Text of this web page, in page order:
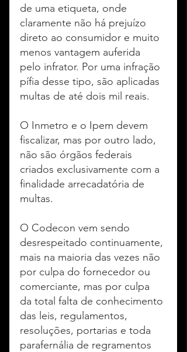
de uma etiqueta, onde
claramente não há prejuízo
direto ao consumidor e muito
menos vantagem auferida
pelo infrator. Por uma infração
pífia desse tipo, são aplicadas
multas de até dois mil reais.
O Inmetro e o Ipem devem
fiscalizar, mas por outro lado,
não são órgãos federais
criados exclusivamente com a
finalidade arrecadatória de
multas.
O Codecon vem sendo
desrespeitado continuamente,
mais na maioria das vezes não
por culpa do fornecedor ou
comerciante, mas por culpa
da total falta de conhecimento
das leis, regulamentos,
resoluções, portarias e toda
parafernália de regramentos